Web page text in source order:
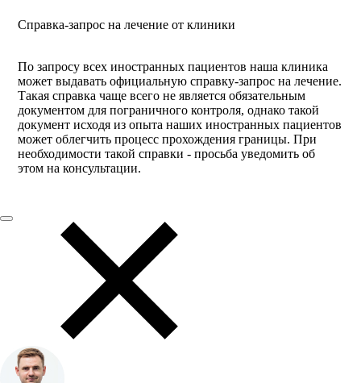
Справка-запрос на лечение от клиники
По запросу всех иностранных пациентов наша клиника
может выдавать официальную справку-запрос на лечение.
Такая справка чаще всего не является обязательным
документом для пограничного контроля, однако такой
документ исходя из опыта наших иностранных пациентов
может облегчить процесс прохождения границы. При
необходимости такой справки - просьба уведомить об
этом на консультации.